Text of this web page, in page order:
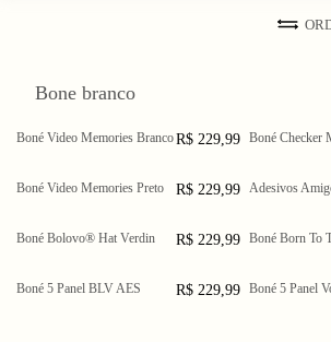
Bone branco
Boné Video Memories BrancoR$ 229,99 Boné Checker
Boné Video Memories Preto R$ 229,99 Adesivos
Boné Bolovo® Hat Verdin R$ 229,99 Boné Born To
Boné 5 Panel BLV AES R$ 229,99 Boné 5 Panel